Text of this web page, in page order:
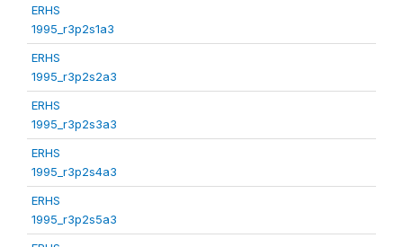
ERHS
1995_r3p2s1a3
ERHS
1995_r3p2s2a3
ERHS
1995_r3p2s3a3
ERHS
1995_r3p2s4a3
ERHS
1995_r3p2s5a3